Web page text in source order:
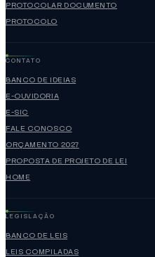
PROTOCOLAR DOCUMENTO
PROTOCOLO
CONTATO
BANCO DE IDEIAS
E-OUVIDORIA
E-SIC
FALE CONOSCO
ORÇAMENTO 2027
PROPOSTA DE PROJETO DE LEI
HOME
LEGISLAÇÃO
BANCO DE LEIS
LEIS COMPILADAS